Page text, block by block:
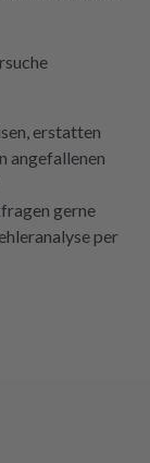
erstatten
angefallenen
gerne
per